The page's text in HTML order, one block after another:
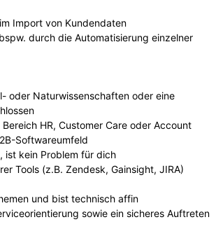
Import von Kundendaten
durch die Automatisierung einzelner
oder Naturwissenschaften oder eine
HR, Customer Care oder Account
Softwareumfeld
ist kein Problem für dich
Tools (z.B. Zendesk, Gainsight, JIRA)
und bist technisch affin
sowie ein sicheres Auftreten